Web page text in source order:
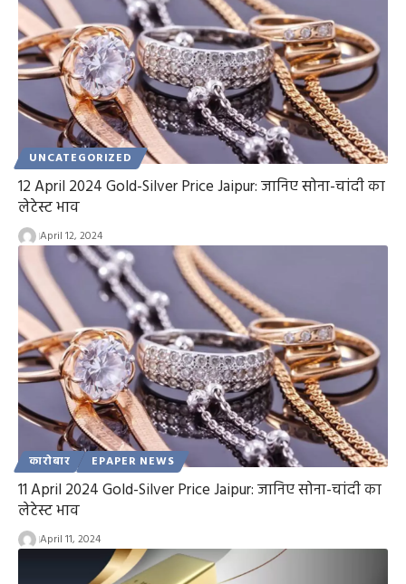
UNCATEGORIZED
12 April 2024 Gold-Silver Price Jaipur: जानिए सोना-चांदी का
लेटेस्ट भाव
April 12, 2024
कारोबार EPAPER NEWS
11 April 2024 Gold-Silver Price Jaipur: जानिए सोना-चांदी का
लेटेस्ट भाव
April 11, 2024